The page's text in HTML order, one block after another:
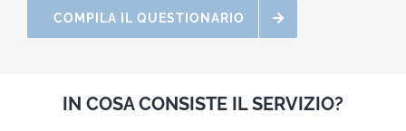
COMPILA IL QUESTIONARIO
IN COSA CONSISTE IL SERVIZIO?